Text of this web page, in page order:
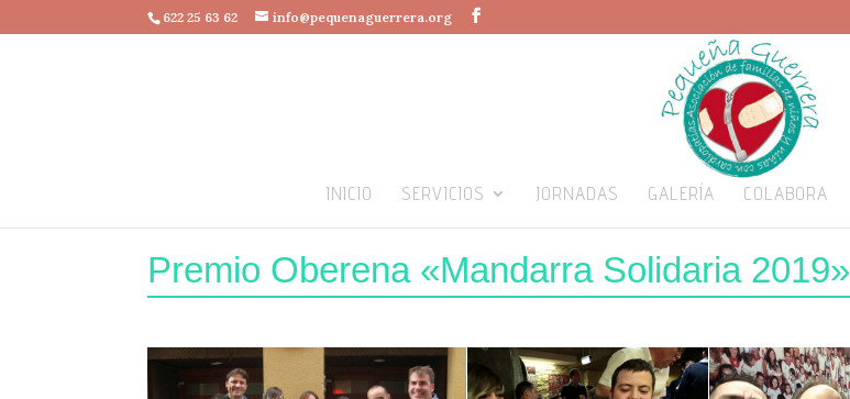
622 25 63 62 info@pequenaguerrera.org
INICIO SERVICIOS JORNADAS GALERÍA COLABORA
Premio Oberena «Mandarra Solidaria 2019»